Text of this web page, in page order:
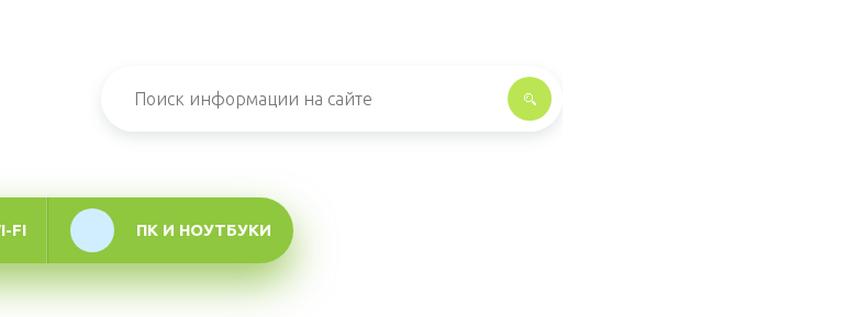
FI ПК И НОУТБУКИ